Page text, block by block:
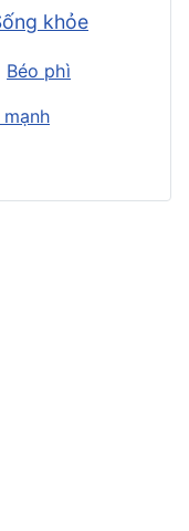
khỏe
Béo phì